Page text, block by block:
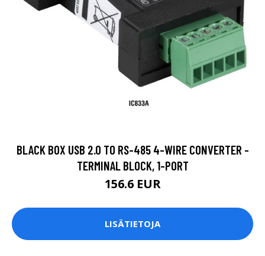
BLACK BOX USB 2.0 TO RS-485 4-WIRE CONVERTER -
TERMINAL BLOCK, 1-PORT
156.6 EUR
LISÄTIETOJA